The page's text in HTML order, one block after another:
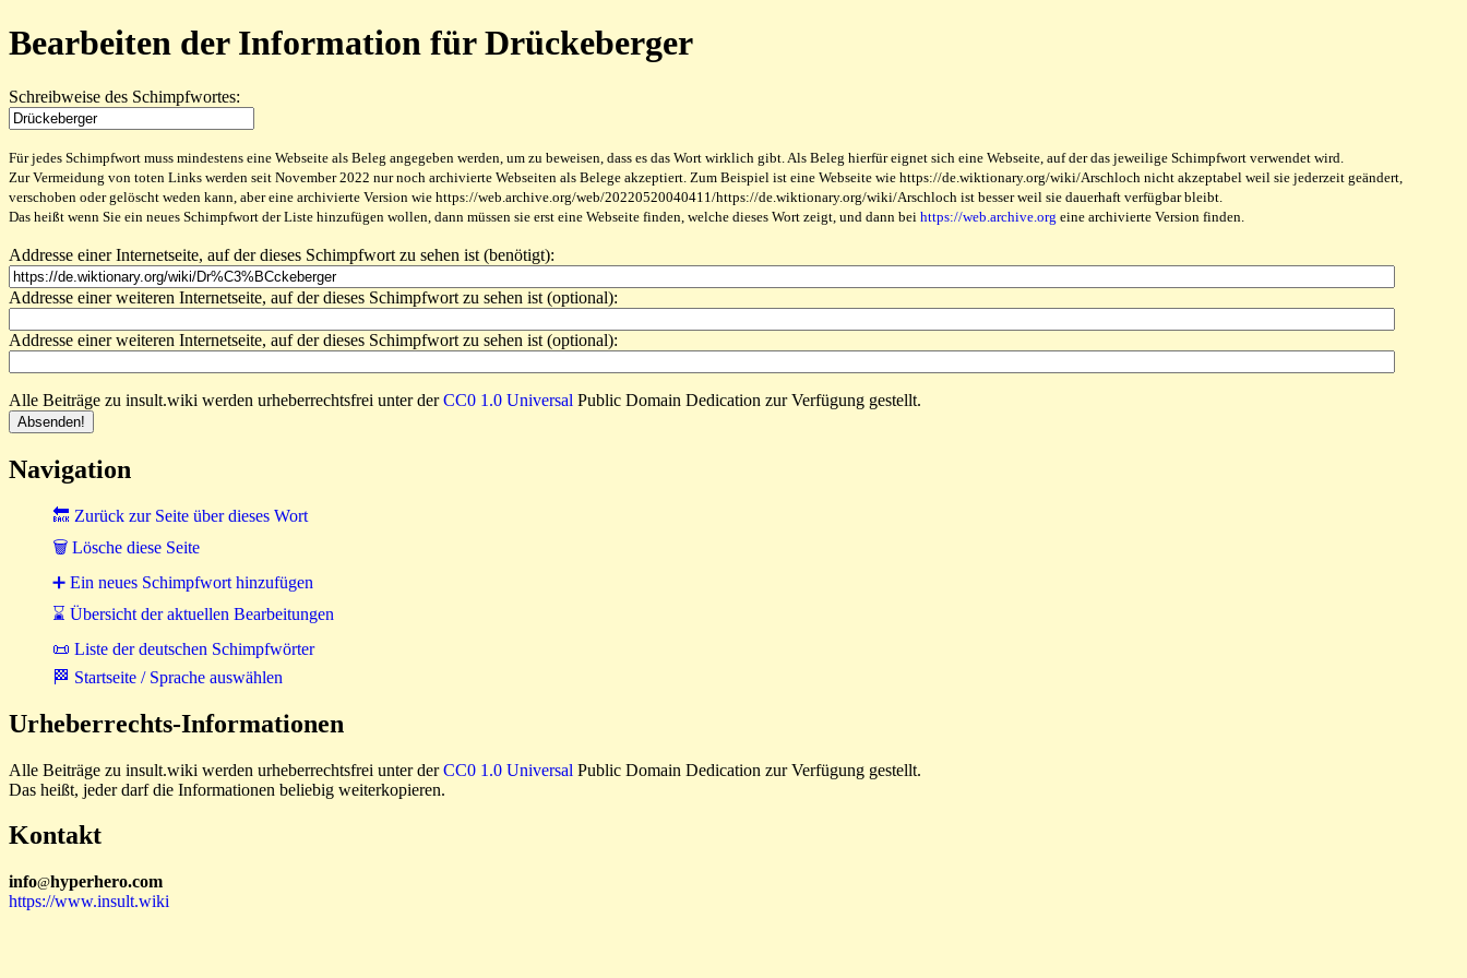
Bearbeiten der Information für Drückeberger
Schreibweise des Schimpfwortes:
Für jedes Schimpfwort muss mindestens eine Webseite als Beleg angegeben werden, um zu beweisen, dass es das Wort wirklich gibt. Als Beleg hierfür eignet sich eine Webseite, auf der das jeweilige Schimpfwort verwendet wird.
Zur Vermeidung von toten Links werden seit November 2022 nur noch archivierte Webseiten als Belege akzeptiert. Zum Beispiel ist eine Webseite wie https://de.wiktionary.org/wiki/Arschloch nicht akzeptabel weil sie jederzeit geändert,
verschoben oder gelöscht weden kann, aber eine archivierte Version wie https://web.archive.org/web/20220520040411/https://de.wiktionary.org/wiki/Arschloch ist besser weil sie dauerhaft verfügbar bleibt.
Das heißt wenn Sie ein neues Schimpfwort der Liste hinzufügen wollen, dann müssen sie erst eine Webseite finden, welche dieses Wort zeigt, und dann bei https://web.archive.org eine archivierte Version finden.
Addresse einer Internetseite, auf der dieses Schimpfwort zu sehen ist (benötigt):
Addresse einer weiteren Internetseite, auf der dieses Schimpfwort zu sehen ist (optional):
Addresse einer weiteren Internetseite, auf der dieses Schimpfwort zu sehen ist (optional):
Alle Beiträge zu insult.wiki werden urheberrechtsfrei unter derCC0 1.0 Universal Public Domain Dedication zur Verfügung gestellt.
Navigation
🔙 Zurück zur Seite über dieses Wort
🗑 Lösche diese Seite
➕ Ein neues Schimpfwort hinzufügen
⌛ Übersicht der aktuellen Bearbeitungen
📜 Liste der deutschen Schimpfwörter
🏁 Startseite / Sprache auswählen
Urheberrechts-Informationen
Alle Beiträge zu insult.wiki werden urheberrechtsfrei unter derCC0 1.0 Universal Public Domain Dedication zur Verfügung gestellt.
Das heißt, jeder darf die Informationen beliebig weiterkopieren.
Kontakt
info@hyperhero.com
https://www.insult.wiki